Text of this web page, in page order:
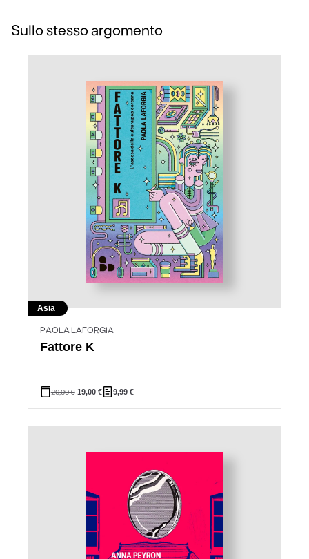
Sullo stesso argomento
Asia
PAOLA LAFORGIA
Fattore K
20,00€ 19,00 € 9,99 €